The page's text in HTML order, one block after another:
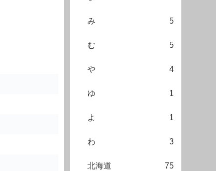
み 5
む 5
や 4
ゆ 1
よ 1
わ 3
北海道 75